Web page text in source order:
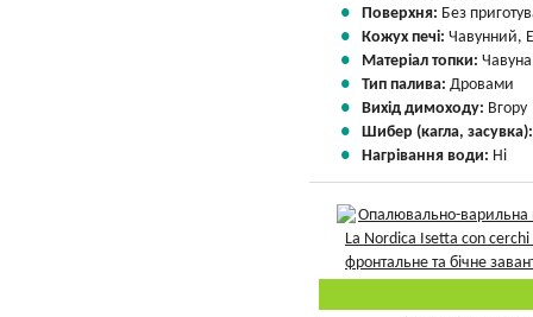
Поверхня: Без
Кожух печі: Чавунний,
Матеріал топки: Чавуна
Тип палива: Дровами
Вихід димоходу: Вгору
Шибер (кагла,
Нагрівання води: Ні